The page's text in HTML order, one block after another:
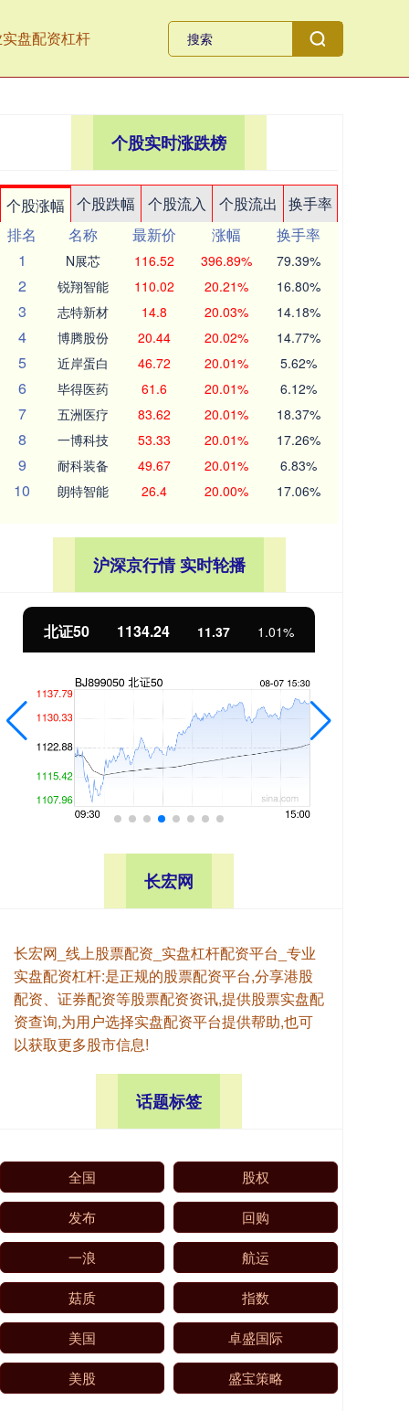
实盘配资杠杆
个股实时涨跌榜
个股涨幅 个股跌幅 个股流入 个股流出
换手率
排名
名称 最新价 涨幅
换手率
1
N展芯 116.52 396.89% 79.39%
2 锐翔智能 110.02 20.21% 16.80%
3 志特新材 14.8 20.03% 14.18%
4 博腾股份 20.44 20.02% 14.77%
5 近岸蛋白 46.72 20.01% 5.62%
6 毕得医药 61.6 20.01% 6.12%
7 五洲医疗 83.62 20.01% 18.37%
8 一博科技 53.33 20.01% 17.26%
9 耐科装备 49.67 20.01% 6.83%
10 朗特智能 26.4 20.00% 17.06%
沪深京行情 实时轮播
北证50 1134.24 11.37 1.01%
长宏网
长宏网_线上股票配资_实盘杠杆配资平台_专业
实盘配资杠杆:是正规的股票配资平台,分享港股
配资、证券配资等股票配资资讯,提供股票实盘配
资查询,为用户选择实盘配资平台提供帮助,也可
以获取更多股市信息!
话题标签
全国 股权
发布 回购
一浪 航运
菇质 指数
美国 卓盛国际
美股 盛宝策略